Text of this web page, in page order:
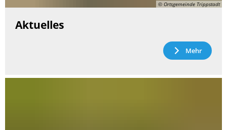
© Ortsgemeinde Trippstadt
Aktuelles
Mehr